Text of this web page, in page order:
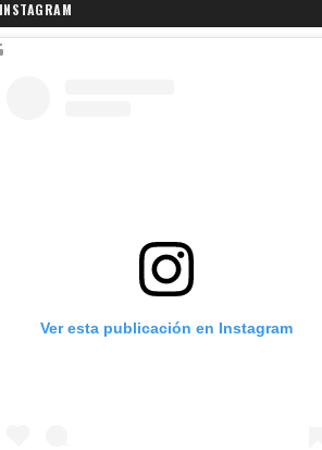
Ver esta publicación en Instagram